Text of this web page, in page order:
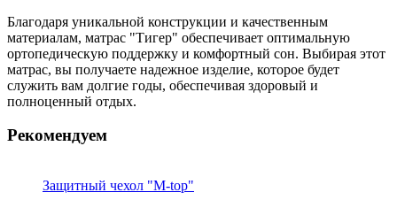
Благодаря уникальной конструкции и качественным
материалам, матрас "Тигер" обеспечивает оптимальную
ортопедическую поддержку и комфортный сон. Выбирая этот
матрас, вы получаете надежное изделие, которое будет
служить вам долгие годы, обеспечивая здоровый и
полноценный отдых.
Рекомендуем
Защитный чехол "M-top"